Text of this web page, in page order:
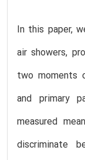
In this paper,
air showers,
two moments
and primary
measured
discriminate